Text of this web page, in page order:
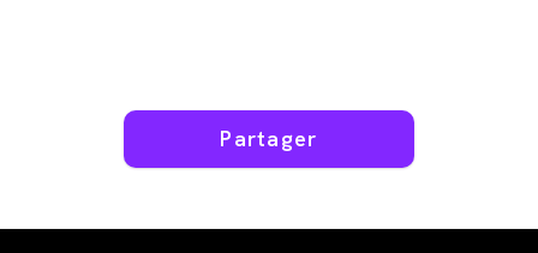
Partager
Partager